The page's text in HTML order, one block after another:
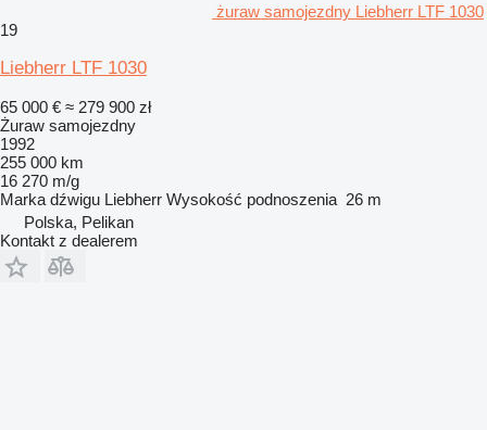
żuraw samojezdny Liebherr LTF 1030
19
Liebherr LTF 1030
65 000 € ≈ 279 900 zł
Żuraw samojezdny
1992
255 000 km
16 270 m/g
Marka dźwigu Liebherr Wysokość podnoszenia 26 m
Polska, Pelikan
Kontakt z dealerem